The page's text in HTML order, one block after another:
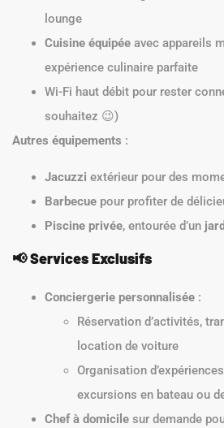
lounge
Cuisine équipée avec appareils
expérience culinaire parfaite
Wi-Fi haut débit pour rester
souhaitez 😉)
Autres équipements :
Jacuzzi extérieur pour des
Barbecue pour profiter de
Piscine privée, entourée d’un
📢Services Exclusifs
Conciergerie personnalisée :
Réservation d’activités,
location de voiture
Organisation
excursions en bateau ou
Chef à domicile sur demande